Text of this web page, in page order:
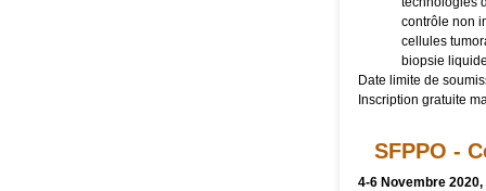
contrôle non
cellules
biopsie
Date limite de
Inscription gratuite
SFPPO -
4-6 Novembre 2020,